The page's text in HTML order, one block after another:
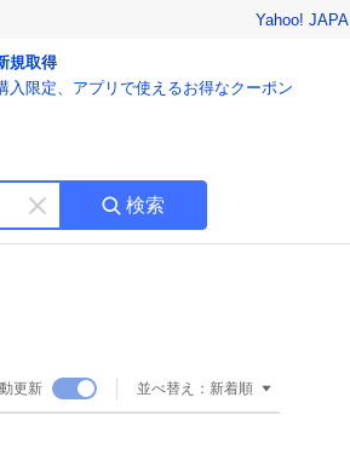
Yahoo!
規取得
入限定、アプリで使えるお得なクーポン
キ
ー
す
検索
更新 並べ替え： 新着順